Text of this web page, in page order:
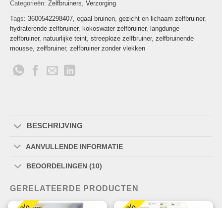
Categorieën: Zelfbruiners, Verzorging
Tags: 3600542298407, egaal bruinen, gezicht en lichaam zelfbruiner,
hydraterende zelfbruiner, kokoswater zelfbruiner, langdurige
zelfbruiner, natuurlijke teint, streeploze zelfbruiner, zelfbruinende
mousse, zelfbruiner, zelfbruiner zonder vlekken
BESCHRIJVING
AANVULLENDE INFORMATIE
BEOORDELINGEN (10)
GERELATEERDE PRODUCTEN